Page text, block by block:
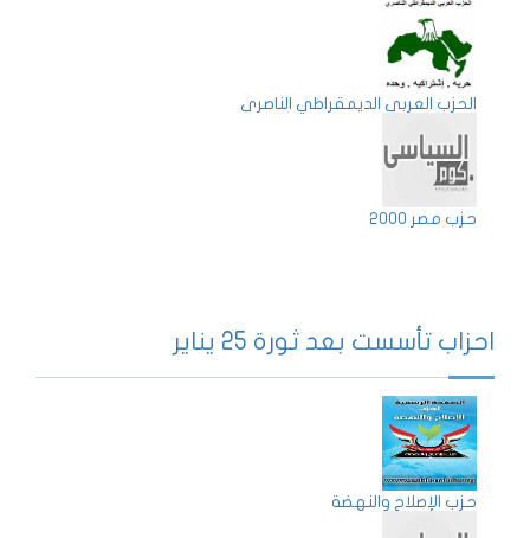
الحزب العربى الديمقراطي الناصرى
حزب مصر 2000
احزاب تأسست بعد ثورة 25 يناير
حزب الإصلاح والنهضة